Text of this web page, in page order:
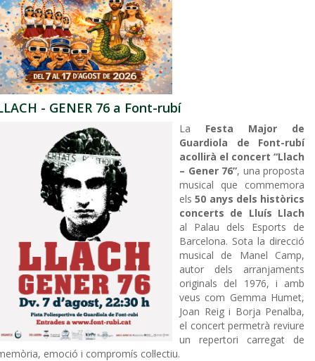
- GENER 76 a Font-rubí
La Festa Major de
Guardiola de Font-rubí
acollirà el concert “Llach
– Gener 76”, una proposta
musical que commemora
els50 anys dels històrics
concerts de Lluís Llach
al Palau dels Esports de
Barcelona. Sota la direcció
musical de Manel Camp,
autor dels arranjaments
originals del 1976, i amb
veus com Gemma Humet,
Joan Reig i Borja Penalba,
el concert permetrà reviure
un repertori carregat de
emoció i compromís col·lectiu.